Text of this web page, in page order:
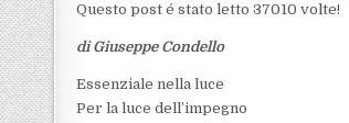
Questo post é stato letto 37010 volte!
di Giuseppe Condello
Essenziale nella luce
Per la luce dell’impegno